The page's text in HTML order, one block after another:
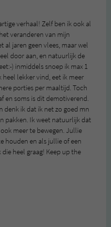
verhaal! Zelf ben ik ook al
veranderen van mijn
al jaren geen vlees, maar wel
door aan, en natuurlijk de
) inmiddels snoep ik max 1
heel lekker vind, eet ik meer
porties per maaltijd. Toch
en soms is dit demotiverend.
denk ik dat ik net zo goed mn
pakken. Ik weet natuurlijk dat
meer te bewegen. Jullie
houden en als jullie of een
heel graag! Keep up the